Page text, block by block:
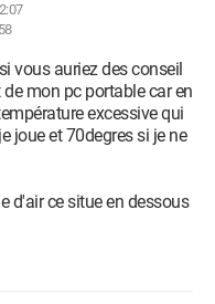
vous auriez des conseil
mon pc portable car en
excessive qui
joue et 70degres si je ne
d'air ce situe en dessous